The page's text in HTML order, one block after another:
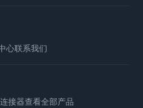
心联系我们
接器查看全部产品